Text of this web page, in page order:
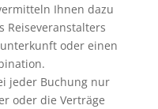
Ihnen dazu
Reiseveranstalters
oder einen
jeder Buchung nur
oder die Verträge